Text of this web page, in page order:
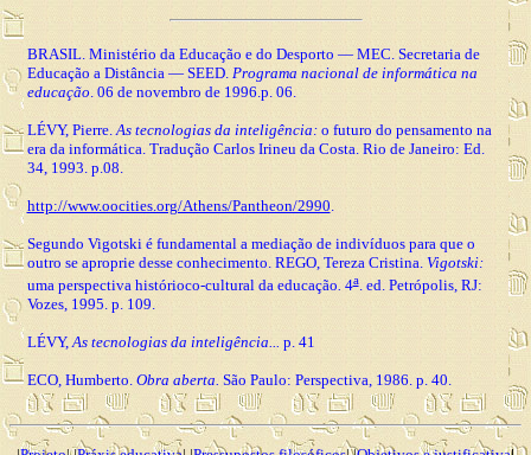
BRASIL. Ministério da Educação e do Desporto — MEC. Secretaria de
Educação a Distância — SEED. Programa nacional de informática na
educação. 06 de novembro de 1996.p. 06.
LÉVY, Pierre.As tecnologias da inteligência: o futuro do pensamento na
era da informática. Tradução Carlos Irineu da Costa. Rio de Janeiro: Ed.
34, 1993. p.08.
http://www.oocities.org/Athens/Pantheon/2990.
Segundo Vigotskié fundamental a mediação de indivíduos para que o
outro se aproprie desse conhecimento. REGO, Tereza Cristina. Vigotski:
uma perspectiva histórioco-cultural da educação. 4a. ed. Petrópolis, RJ:
Vozes, 1995. p. 109.
LÉVY,As tecnologiasda inteligência... p. 41
ECO, Humberto. Obra aberta. São Paulo: Perspectiva, 1986. p. 40.